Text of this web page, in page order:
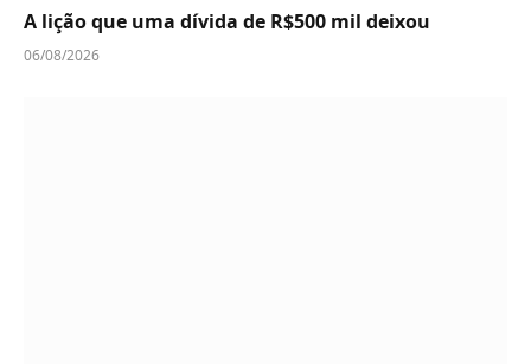
A lição que uma dívida de R$500 mil deixou
06/08/2026